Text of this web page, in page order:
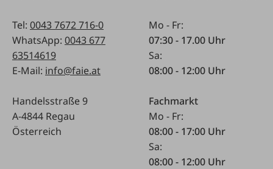
Tel: 0043 7672 716-0
WhatsApp: 0043 677
63514619
E-Mail: info@faie.at
Handelsstraße 9
A-4844 Regau
Österreich
Mo - Fr:
07:30 - 17.00 Uhr
Sa:
08:00 - 12:00 Uhr
Fachmarkt
Mo - Fr:
08:00 - 17:00 Uhr
Sa:
08:00 - 12:00 Uhr